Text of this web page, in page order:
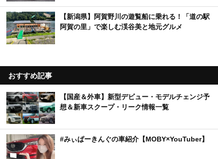
【新潟県】阿賀野川の遊覧船に乗れる！「道の駅
阿賀の里」で楽しむ渓谷美と地元グルメ
おすすめ記事
【国産＆外車】新型デビュー・モデルチェンジ予
想＆新車スクープ・リーク情報一覧
#みぃぱーきんぐの車紹介【MOBY×YouTuber】